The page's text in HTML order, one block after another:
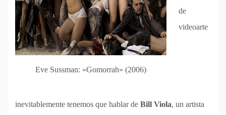
Eve Sussman: «Gomorrah» (2006)
de
videoarte
inevitablemente tenemos que hablar de Bill Viola, un artista